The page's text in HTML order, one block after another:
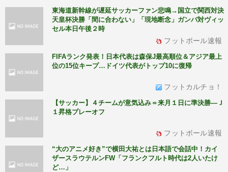
東海道新幹線が遅延サッカーファン悲鳴→国立で関西対決
天皇杯決勝「間に合わない」「現地断念」ガンバ対ヴィッ
セル本日午後２時
フットボール速報
FIFAランク発表！日本代表は森保J最高順位＆アジア最上
位の15位キープ…ドイツ代表がトップ10に復帰
フットカルチョ！
【サッカー】４チームが意気込み＝来月１日に準決勝―Ｊ
１昇格プレーオフ
フットボール速報
“大のアニメ好き”で横田大祐とは日本語で会話中！カイ
ザースラウテルンFW「フランクフルト時代は2人いたけ
ど…」